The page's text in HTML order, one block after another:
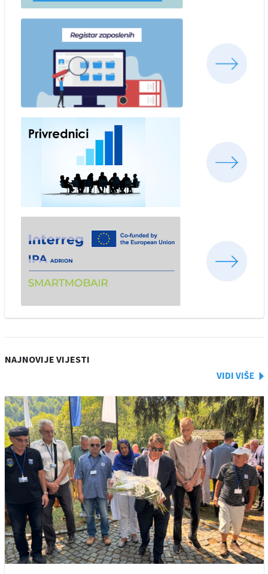
NAJNOVIJE VIJESTI